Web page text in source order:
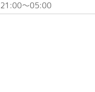
21:00〜05:00